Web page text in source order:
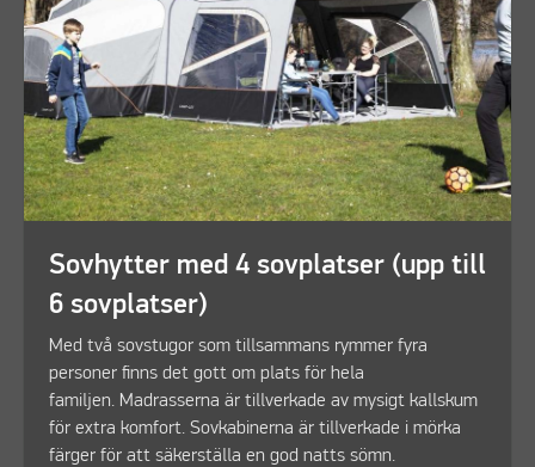
Sovhytter med 4 sovplatser (upp till
6 sovplatser)
Med två sovstugor som tillsammans rymmer fyra
personer finns det gott om plats för hela
familjen. Madrasserna är tillverkade av mysigt kallskum
för extra komfort. Sovkabinerna är tillverkade i mörka
färger för att säkerställa en god natts sömn.